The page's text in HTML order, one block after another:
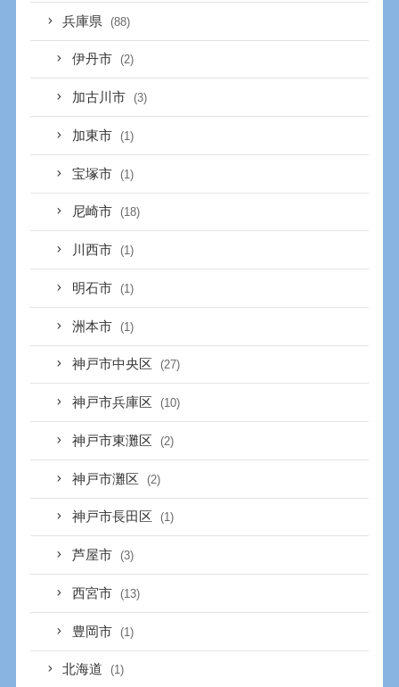
兵庫県 (88)
伊丹市 (2)
加古川市 (3)
加東市 (1)
宝塚市 (1)
尼崎市 (18)
川西市 (1)
明石市 (1)
洲本市 (1)
神戸市中央区 (27)
神戸市兵庫区 (10)
神戸市東灘区 (2)
神戸市灘区 (2)
神戸市長田区 (1)
芦屋市 (3)
西宮市 (13)
豊岡市 (1)
北海道 (1)